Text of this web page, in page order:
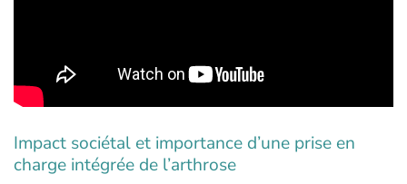
Impact sociétal et importance d’une prise en
charge intégrée de l’arthrose